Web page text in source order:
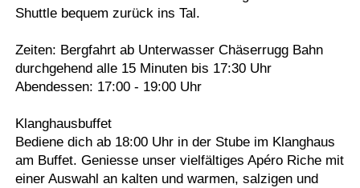
Shuttle bequem zurück ins Tal.
Zeiten: Bergfahrt ab Unterwasser Chäserrugg Bahn
durchgehend alle 15 Minuten bis 17:30 Uhr
Abendessen: 17:00 - 19:00 Uhr
Klanghausbuffet
Bediene dich ab 18:00 Uhr in der Stube im Klanghaus
am Buffet. Geniesse unser vielfältiges Apéro Riche mit
einer Auswahl an kalten und warmen, salzigen und